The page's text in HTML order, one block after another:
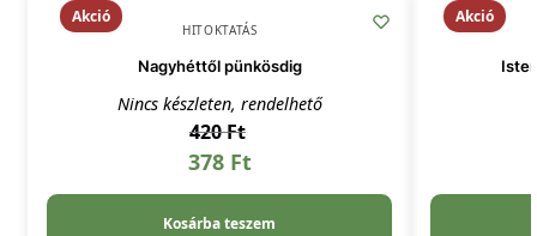
Akció
HITOKTATÁS
Nagyhéttől pünkösdig
Nincs készleten, rendelhető
420Ft
378 Ft
Kosárba teszem
Akció